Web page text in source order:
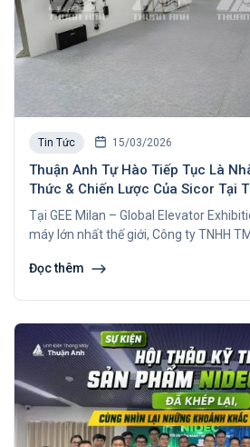
Tin Tức 15/03/2026
Thuận Anh Tự Hào Tiếp Tục Là
Thức & Chiến Lược Của Sicor Tại
Tại GEE Milan – Global Elevator
máy lớn nhất thế giới, Công ty TNHH
Sicor (Italy).
Đọc thêm